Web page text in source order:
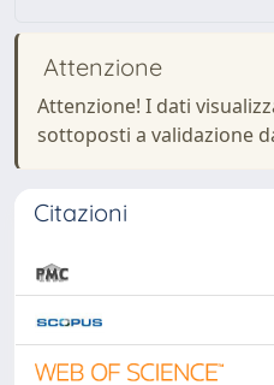
Attenzione
Attenzione! I dati
sottoposti a validazione
Citazioni